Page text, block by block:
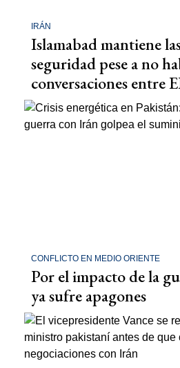
IRÁN
Islamabad mantiene
seguridad pese a no
conversaciones entre
CONFLICTO EN MEDIO ORIENTE
Por el impacto de la
ya sufre apagones